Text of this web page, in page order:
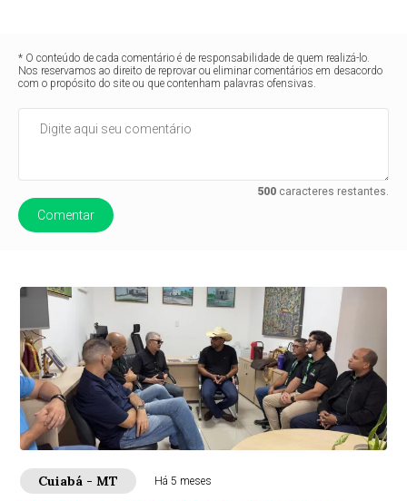
* O conteúdo de cada comentário é de responsabilidade de quem realizá-lo.
Nos reservamos ao direito de reprovar ou eliminar comentários em desacordo
com o propósito do site ou que contenham palavras ofensivas.
500caracteres restantes.
Comentar
Cuiabá - MT Há 5 meses